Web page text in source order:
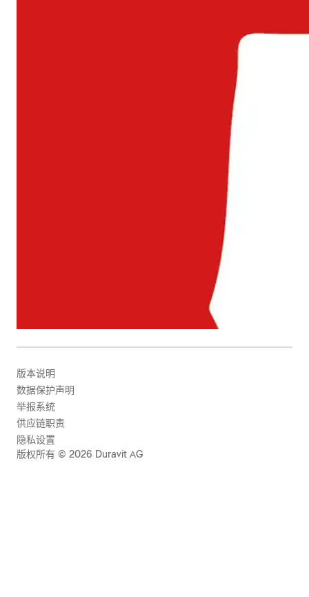
版本说明
数据保护声明
举报系统
供应链职责
隐私设置
版权所有 © 2026 Duravit AG